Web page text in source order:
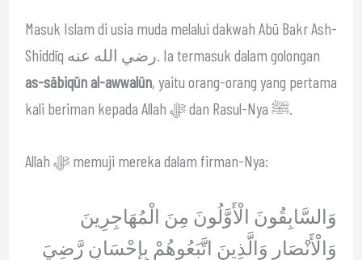
Masuk Islam di usia muda melalui dakwah Abū Bakr Ash-
Shiddīq رضي الله عنه. Ia termasuk dalam golongan
as-sābiqūn al-awwalūn, yaitu orang-orang yang pertama
kali beriman kepada Allah ﷻ dan Rasul-Nya ﷺ.
Allah ﷻ memuji mereka dalam firman-Nya:
وَالسَّابِقُونَ الْأَوَّلُونَ مِنَ الْمُهَاجِرِينَ
وَالْأَنْصَارِ وَالَّذِينَ اتَّبَعُوهُمْ بِإِحْسَانٍ رَّضِيَ